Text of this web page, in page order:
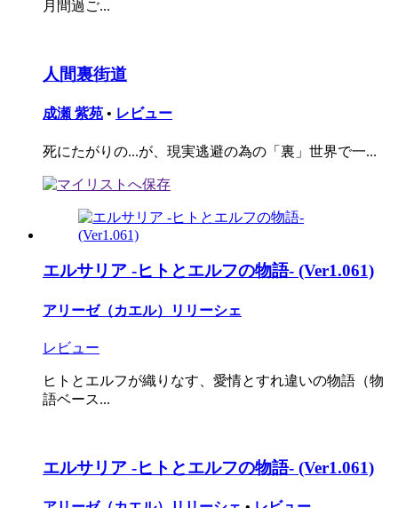
月間過ご...
人間裏街道
成瀬 紫苑 • レビュー
死にたがりの...が、現実逃避の為の「裏」世界で一...
エルサリア -ヒトとエルフの物語- (Ver1.061)
アリーゼ（カエル）リリーシェ
レビュー
ヒトとエルフが織りなす、愛情とすれ違いの物語（物
語ベース...
エルサリア -ヒトとエルフの物語- (Ver1.061)